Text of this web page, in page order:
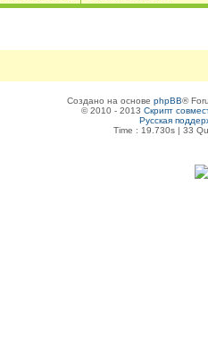
Создано на основе phpBB®
© 2010 - 2013 Скрипт
Русская
Time : 19.730s | 33